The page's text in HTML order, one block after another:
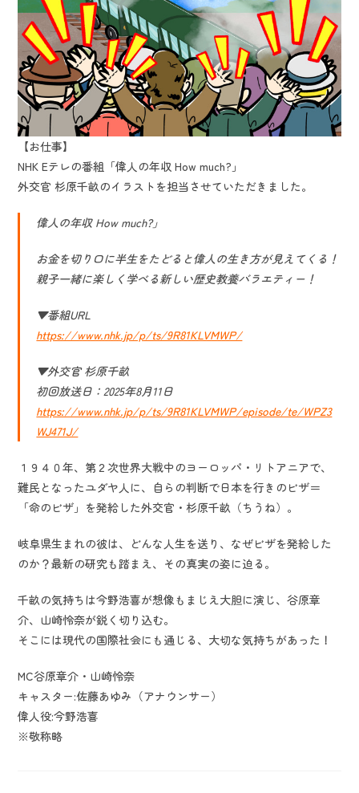
【お仕事】
NHK Eテレの番組「偉人の年収 How much?」
外交官 杉原千畝のイラストを担当させていただきました。
偉人の年収 How much?」
お金を切り口に半生をたどると偉人の生き方が見えてくる！
親子一緒に楽しく学べる新しい歴史教養バラエティー！
▼番組URL
https://www.nhk.jp/p/ts/9R81KLVMWP/
▼外交官 杉原千畝
初回放送日：2025年8月11日
https://www.nhk.jp/p/ts/9R81KLVMWP/episode/te/WPZ3
WJ471J/
１９４０年、第２次世界大戦中のヨーロッパ・リトアニアで、
難民となったユダヤ人に、自らの判断で日本を行きのビザ＝
「命のビザ」を発給した外交官・杉原千畝（ちうね）。
岐阜県生まれの彼は、どんな人生を送り、なぜビザを発給した
のか？最新の研究も踏まえ、その真実の姿に迫る。
千畝の気持ちは今野浩喜が想像もまじえ大胆に演じ、谷原章
介、山崎怜奈が鋭く切り込む。
そこには現代の国際社会にも通じる、大切な気持ちがあった！
MC谷原章介・山崎怜奈
キャスター:佐藤あゆみ（アナウンサー）
偉人役:今野浩喜
※敬称略